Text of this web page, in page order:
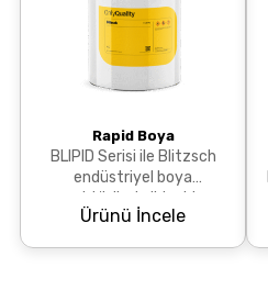
Rapid Boya
BLIPID Serisi ile Blitzsch
endüstriyel boya
sektöründe lider bir
firmadır. Firmamız, mat,
Ürünü İncele